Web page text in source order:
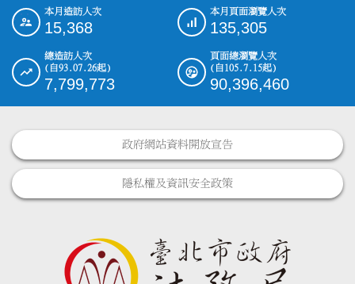
::: 本月造訪人次
15,368
本月頁面瀏覽人次
135,305
總造訪人次
(自93.07.26起)
7,799,773
頁面總瀏覽人次
(自105.7.15起)
90,396,460
政府網站資料開放宣告
隱私權及資訊安全政策